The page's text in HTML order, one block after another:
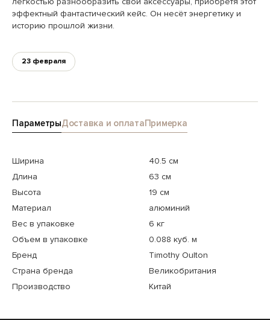
эффектный фантастический кейс. Он несёт энергетику и
историю прошлой жизни.
23 февраля
ПараметрыДоставка и оплатаПримерка
Ширина
40.5 см
Длина
63 см
Высота
19 см
Материал
алюминий
Вес в упаковке
6 кг
Объем в упаковке
0.088 куб. м
Бренд
Timothy Oulton
Страна бренда
Великобритания
Производство
Китай